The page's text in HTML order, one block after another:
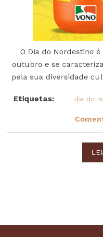
O Dia do Nordestino
outubro e se
pela sua diversidade
Etiquetas: dia do